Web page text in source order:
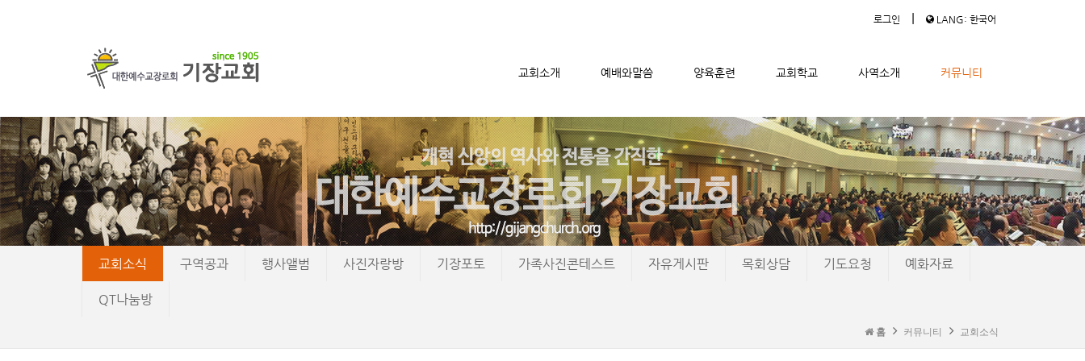
로그인 | LANG: 한국어
교회소개 예배와말씀 양육훈련 교회학교 사역소개 커뮤니티
메뉴 건너뛰기
교회소식 구역공과 행사앨범 사진자랑방 기장포토 가족사진콘테스트 자유게시판 목회상담 기도요청 예화자료
QT나눔방
홈 커뮤니티 교회소식